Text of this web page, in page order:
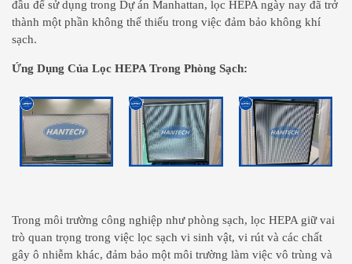
đầu để sử dụng trong Dự án Manhattan, lọc HEPA ngày nay đã trở
thành một phần không thể thiếu trong việc đảm bảo không khí
sạch.
Ứng Dụng Của Lọc HEPA Trong Phòng Sạch:
Trong môi trường công nghiệp như phòng sạch, lọc HEPA giữ vai
trò quan trọng trong việc lọc sạch vi sinh vật, vi rút và các chất
gây ô nhiễm khác, đảm bảo một môi trường làm việc vô trùng và